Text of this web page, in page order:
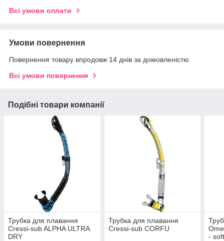
Всі умови оплати
Умови повернення
Повернення товару впродовж 14 днів за домовленістю
Всі умови повернення
Подібні товари компанії
Трубка для плавання
Cressi-sub ALPHA ULTRA
DRY
Трубка для плавання
Cressi-sub CORFU
-